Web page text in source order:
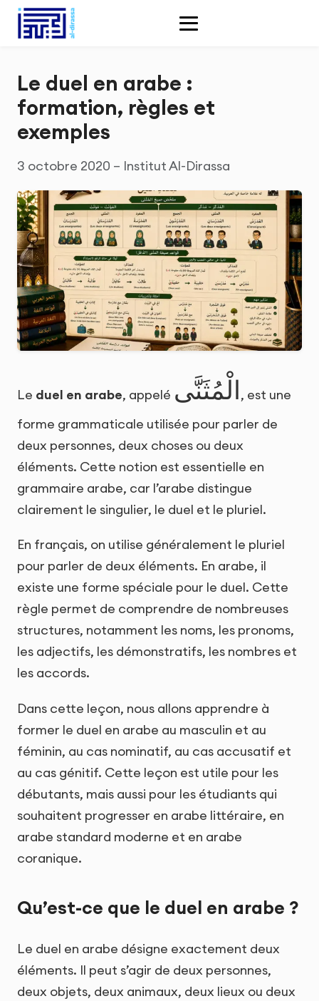
Le duel en arabe :
formation, règles et
exemples
3 octobre 2020 – Institut Al-Dirassa
Le duel en arabe, appelé الْمُثَنَّى
, est une
forme grammaticale utilisée pour parler de
deux personnes, deux choses ou deux
éléments. Cette notion est essentielle en
grammaire arabe, car l’arabe distingue
clairement le singulier, le duel et le pluriel.
En français, on utilise généralement le pluriel
pour parler de deux éléments. En arabe, il
existe une forme spéciale pour le duel. Cette
règle permet de comprendre de nombreuses
structures, notamment les noms, les pronoms,
les adjectifs, les démonstratifs, les nombres et
les accords.
Dans cette leçon, nous allons apprendre à
former le duel en arabe au masculin et au
féminin, au cas nominatif, au cas accusatif et
au cas génitif. Cette leçon est utile pour les
débutants, mais aussi pour les étudiants qui
souhaitent progresser en arabe littéraire, en
arabe standard moderne et en arabe
coranique.
Qu’est-ce que le duel en arabe ?
Le duel en arabe désigne exactement deux
éléments. Il peut s’agir de deux personnes,
deux objets, deux animaux, deux lieux ou deux